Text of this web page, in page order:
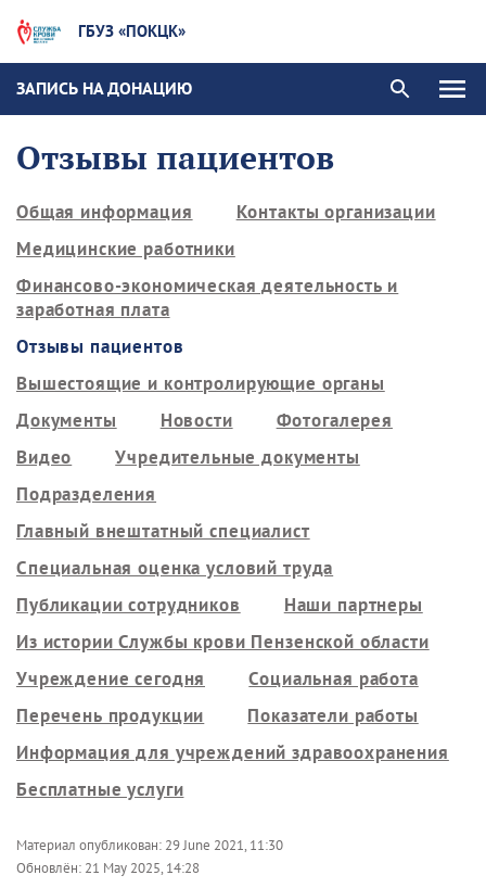
ГБУЗ «ПОКЦК»
ЗАПИСЬ НА ДОНАЦИЮ
Отзывы пациентов
Общая информация
Контакты организации
Медицинские работники
Финансово-экономическая деятельность и
заработная плата
Отзывы пациентов
Вышестоящие и контролирующие органы
Документы
Новости
Фотогалерея
Видео
Учредительные документы
Подразделения
Главный внештатный специалист
Специальная оценка условий труда
Публикации сотрудников
Наши партнеры
Из истории Службы крови Пензенской области
Учреждение сегодня
Социальная работа
Перечень продукции
Показатели работы
Информация для учреждений здравоохранения
Бесплатные услуги
Материал опубликован: 29 June 2021, 11:30
Обновлён: 21 May 2025, 14:28